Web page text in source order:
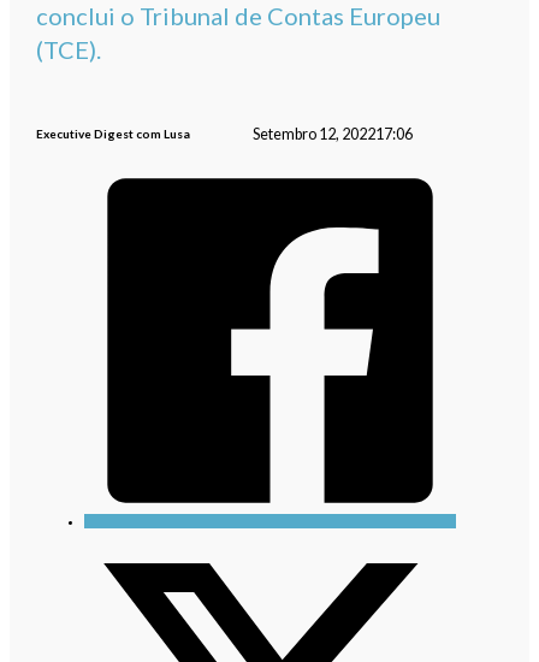
conclui o Tribunal de Contas Europeu
(TCE).
Executive Digest com Lusa Setembro 12, 202217:06